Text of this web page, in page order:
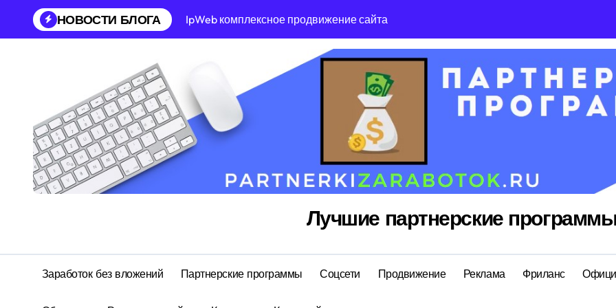
Перейти
содержанию
НОВОСТИ БЛОГА IpWeb комплексное продвижение сайта Reg Ru топ
Лучшие партнерские
Заработок без вложений Партнерские программы Соцсети Продвижение Реклама Фриланс